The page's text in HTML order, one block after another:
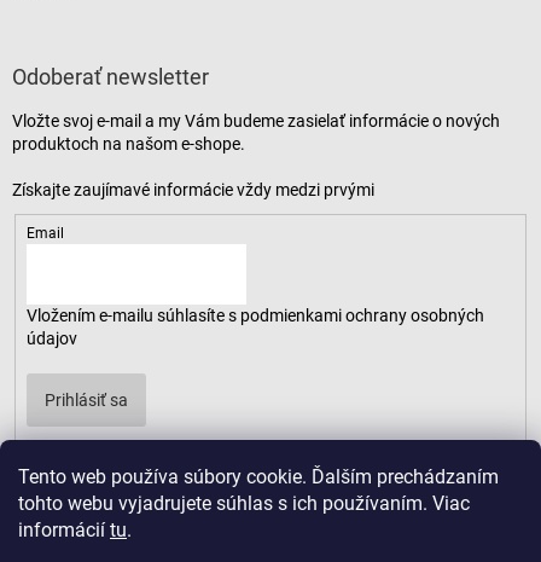
Tento web používa súbory cookie. Ďalším prechádzaním
tohto webu vyjadrujete súhlas s ich používaním. Viac
informácií tu.
Odoberať newsletter
Vložte svoj e-mail a my Vám budeme zasielať informácie o nových
produktoch na našom e-shope.
Email
Vložením e-mailu súhlasíte s podmienkami ochrany osobných
údajov
Prihlásiť sa